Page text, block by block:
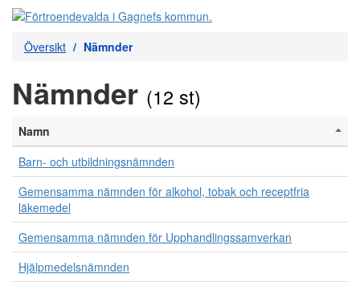
Översikt Nämnder
Nämnder (12 st)
Namn
Barn- och utbildningsnämnden
Gemensamma nämnden för alkohol, tobak och receptfria
läkemedel
Gemensamma nämnden för Upphandlingssamverkan
Hjälpmedelsnämnden